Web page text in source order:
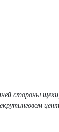
стороны